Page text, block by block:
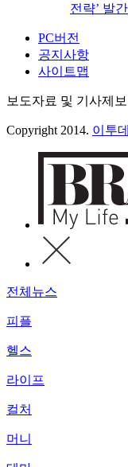
전략’ 발간
PC버전
공지사항
사이트맵
보도자료 및 기사제보
Copyright 2014. 이투
전체뉴스
피플
헬스
라이프
컬처
머니